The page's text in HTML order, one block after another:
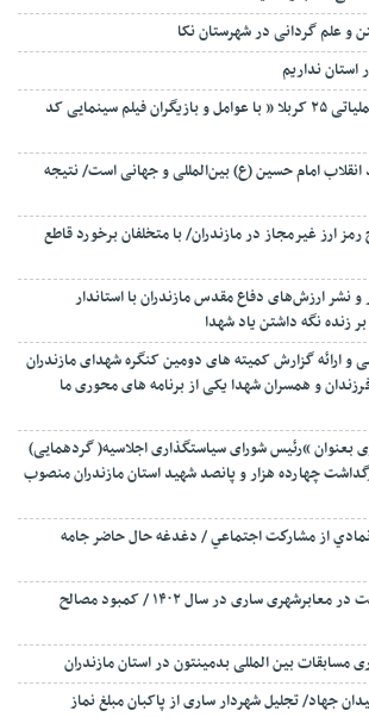
و علم گردانی در شهرستان نکا
نداریم
دیدار فرمانده لشکر عملیاتی ۲۵ کربلا ” با عوامل و بازیگران فیلم سینمایی کد
انقلاب امام حسین (ع) بین‌المللی و جهانی است/ نتیجه
رمز ارز غیرمجاز در مازندران/ با متخلفان برخورد قاطع
و نشر ارزش‌های دفاع مقدس مازندران با استاندار
زنده نگه داشتن یاد شهدا
ارائه گزارش کمیته های دومین کنگره شهدای مازندران
و همسران شهدا یکی از برنامه های محوری ما
بعنوان “رئیس شورای سیاستگذاری اجلاسیه( گردهمایی)
چهارده هزار و پانصد شهید استان مازندران منصوب
از مشاركت اجتماعي / دغدغه حال حاضر جامه
پخش ۲۰ هزار تن آسفالت در معابرشهری ساری در سال ۱۴۰۲ / کمبود مصالح
مسابقات بین المللی بدمینتون در استان مازندران
جهاد/ تجلیل شهردار ساری از پاکبان مبلغ نماز